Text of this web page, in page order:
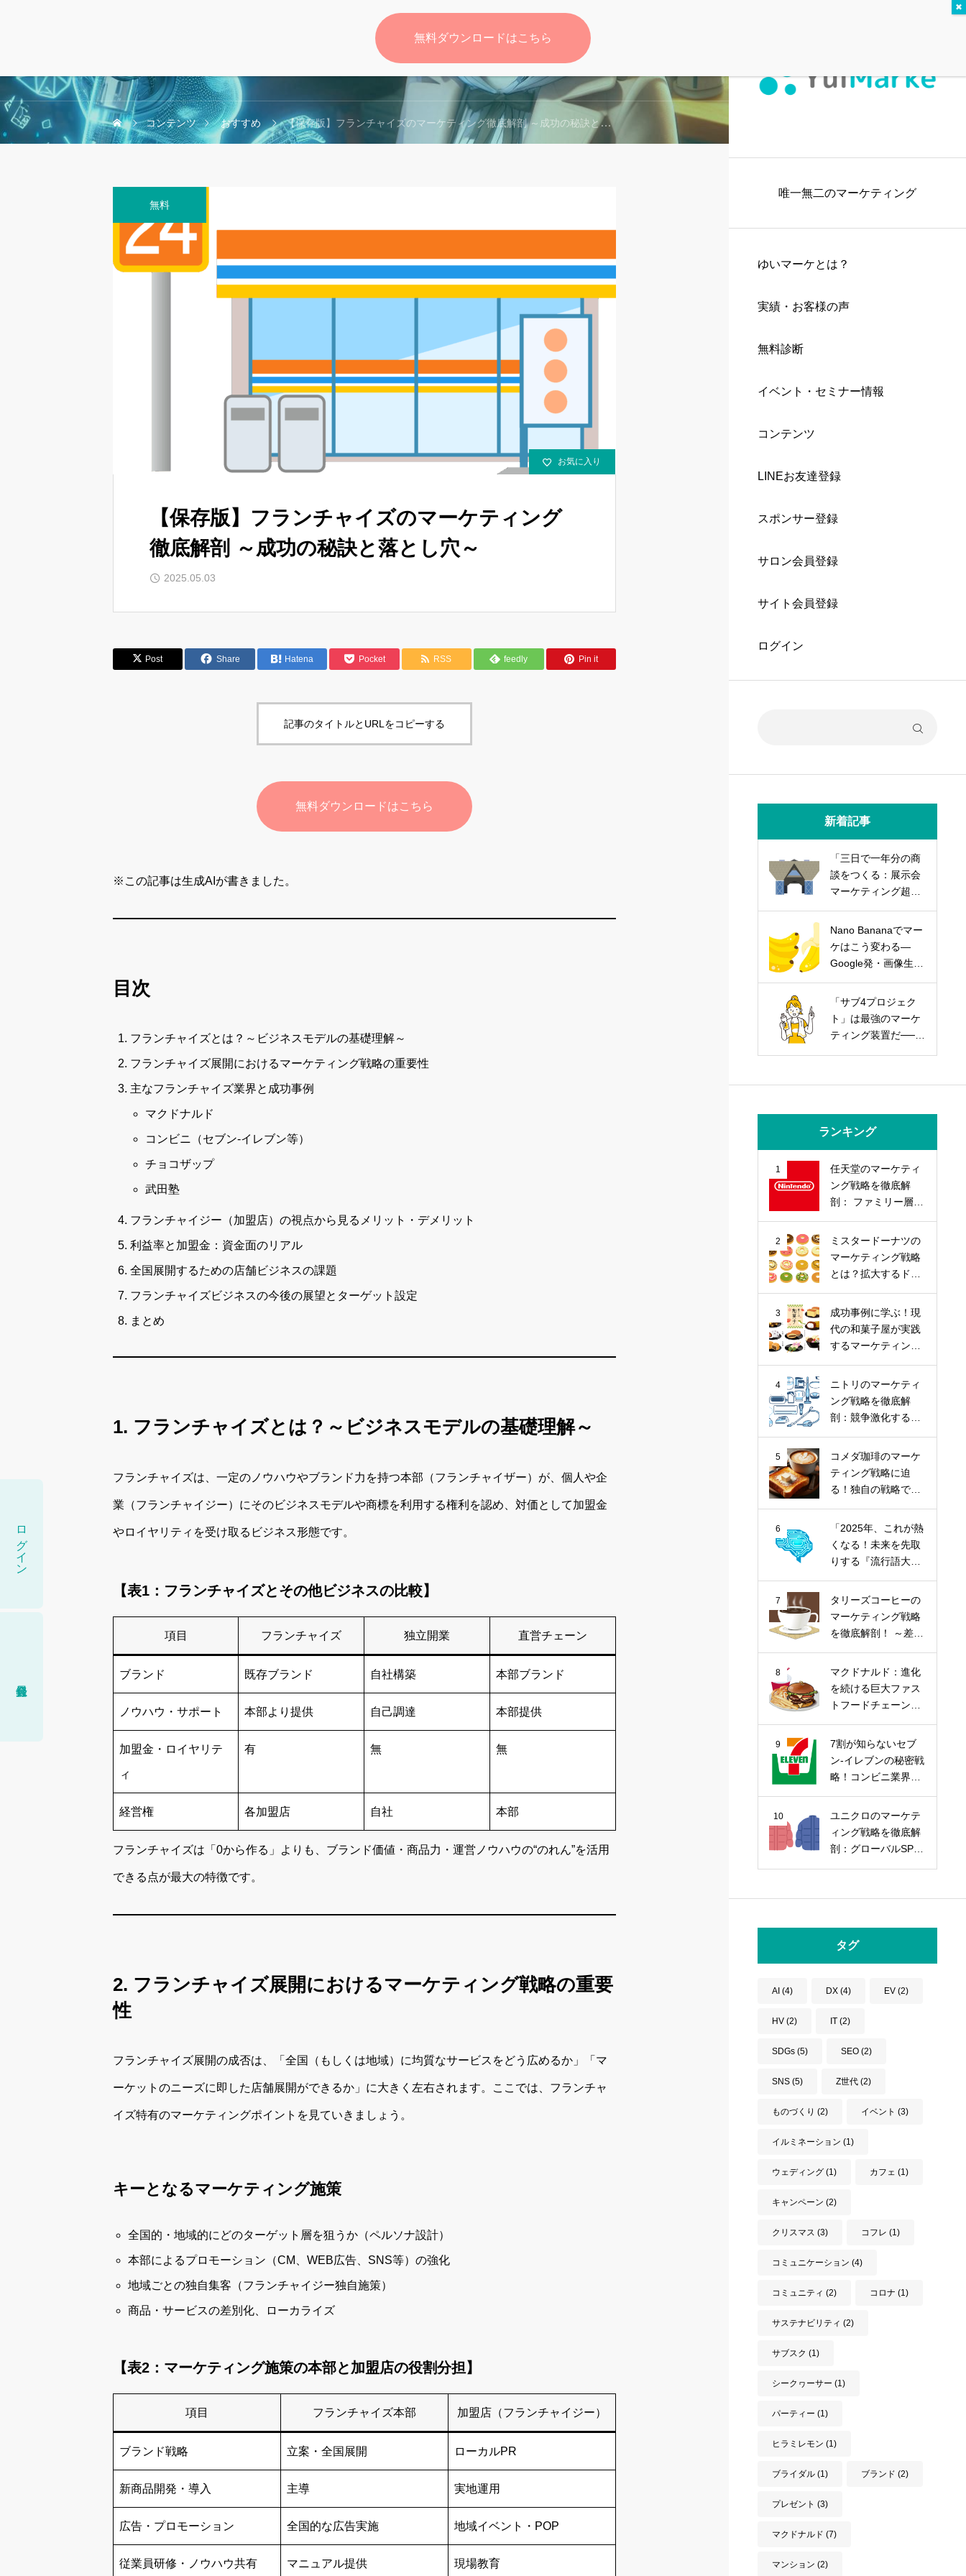
唯一無二のマーケティング
ゆいマーケとは？
実績・お客様の声
無料診断
イベント・セミナー情報
コンテンツ
LINEお友達登録
スポンサー登録
サロン会員登録
サイト会員登録
ログイン
新着記事
「三日で一年分の商
談をつくる：展示会
マーケティング超実
Nano Bananaでマー
ケはこう変わる―
Google発・画像生成
戦略
「サブ4プロジェク
ト」は最強のマーケ
ティング装置だ──走
ランキング
1
任天堂のマーケティ
ング戦略を徹底解
剖： ファミリー層の
戦略とは？
2
ミスタードーナツの
マーケティング戦略
とは？拡大するドー
む！
3
成功事例に学ぶ！現
代の和菓子屋が実践
するマーケティング
4
ニトリのマーケティ
ング戦略を徹底解
剖：競争激化する家
「お、ねだん以
上。」の価値提供
5
コメダ珈琲のマーケ
ティング戦略に迫
る！独自の戦略で喫
6
「2025年、これが熱
くなる！未来を先取
りする『流行語大賞
心トレンド」
7
タリーズコーヒーの
マーケティング戦略
を徹底解剖！ ～差別
題まで～
8
マクドナルド：進化
を続ける巨大ファス
トフードチェーンの
9
7割が知らないセブ
ン-イレブンの秘密戦
略！コンビニ業界の
10
ユニクロのマーケテ
ィング戦略を徹底解
剖：グローバルSPA
タグ
AI (4) DX (4) EV (2)
HV (2) IT (2)
SDGs (5) SEO (2)
SNS (5) Z世代 (2)
ものづくり (2) イベント (3)
イルミネーション (1)
ウェディング (1) カフェ (1)
キャンペーン (2)
クリスマス (3) コフレ (1)
コミュニケーション (4)
コミュニティ (2) コロナ (1)
サステナビリティ (2)
サブスク (1)
シークヮーサー (1)
パーティー (1)
ヒラミレモン (1)
ブライダル (1) ブランド (2)
プレゼント (3)
マクドナルド (7)
マンション (2)
無料
コンテンツ おすすめ 【保存版】フランチャイズのマーケティング徹底解剖 ～成功の秘訣と落とし穴～
無料
お気に入り
【保存版】フランチャイズのマーケティング
徹底解剖 ～成功の秘訣と落とし穴～
2025.05.03
Post Share Hatena Pocket RSS feedly Pin it
記事のタイトルとURLをコピーする
無料ダウンロードはこちら
※この記事は生成AIが書きました。
目次
フランチャイズとは？～ビジネスモデルの基礎理解～
フランチャイズ展開におけるマーケティング戦略の重要性
主なフランチャイズ業界と成功事例
マクドナルド
コンビニ（セブン-イレブン等）
チョコザップ
武田塾
フランチャイジー（加盟店）の視点から見るメリット・デメリット
利益率と加盟金：資金面のリアル
全国展開するための店舗ビジネスの課題
フランチャイズビジネスの今後の展望とターゲット設定
まとめ
1. フランチャイズとは？～ビジネスモデルの基礎理解～
フランチャイズは、一定のノウハウやブランド力を持つ本部（フランチャイザー）が、個人や企
業（フランチャイジー）にそのビジネスモデルや商標を利用する権利を認め、対価として加盟金
やロイヤリティを受け取るビジネス形態です。
【表1：フランチャイズとその他ビジネスの比較】
項目 フランチャイズ 独立開業 直営チェーン
ブランド 既存ブランド 自社構築 本部ブランド
ノウハウ・サポート 本部より提供 自己調達 本部提供
加盟金・ロイヤリテ
ィ
有 無 無
経営権 各加盟店 自社 本部
フランチャイズは「0から作る」よりも、ブランド価値・商品力・運営ノウハウの“のれん”を活用
できる点が最大の特徴です。
2. フランチャイズ展開におけるマーケティング戦略の重要
性
フランチャイズ展開の成否は、「全国（もしくは地域）に均質なサービスをどう広めるか」「マ
ーケットのニーズに即した店舗展開ができるか」に大きく左右されます。ここでは、フランチャ
イズ特有のマーケティングポイントを見ていきましょう。
キーとなるマーケティング施策
全国的・地域的にどのターゲット層を狙うか（ペルソナ設計）
本部によるプロモーション（CM、WEB広告、SNS等）の強化
地域ごとの独自集客（フランチャイジー独自施策）
商品・サービスの差別化、ローカライズ
【表2：マーケティング施策の本部と加盟店の役割分担】
項目 フランチャイズ本部 加盟店（フランチャイジー）
ブランド戦略 立案・全国展開 ローカルPR
新商品開発・導入 主導 実地運用
広告・プロモーション 全国的な広告実施 地域イベント・POP
従業員研修・ノウハウ共有 マニュアル提供 現場教育
ログイン
無料ダウンロードはこちら